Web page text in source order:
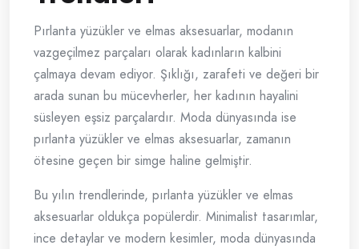
Pırlanta yüzükler ve elmas aksesuarlar, modanın
vazgeçilmez parçaları olarak kadınların kalbini
çalmaya devam ediyor. Şıklığı, zarafeti ve değeri bir
arada sunan bu mücevherler, her kadının hayalini
süsleyen eşsiz parçalardır. Moda dünyasında ise
pırlanta yüzükler ve elmas aksesuarlar, zamanın
ötesine geçen bir simge haline gelmiştir.
Bu yılın trendlerinde, pırlanta yüzükler ve elmas
aksesuarlar oldukça popülerdir. Minimalist tasarımlar,
ince detaylar ve modern kesimler, moda dünyasında